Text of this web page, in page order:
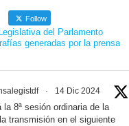
Follow
del Parlamento
generadas por la prensa
· 14 Dic 2024
8ª sesión ordinaria de la
transmisión en el siguiente